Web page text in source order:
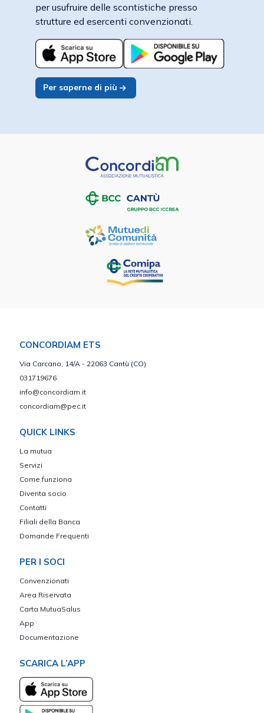
per usufruire delle scontistiche presso
strutture ed esercenti convenzionati.
Per saperne di più
CONCORDIAM ETS
Via Carcano, 14/A - 22063 Cantù (CO)
031719676
info@concordiam.it
concordiam@pec.it
QUICK LINKS
La mutua
Servizi
Come funziona
Diventa socio
Contatti
Filiali della Banca
Domande Frequenti
PER I SOCI
Convenzionati
Area Riservata
Carta MutuaSalus
App
Documentazione
SCARICA L’APP